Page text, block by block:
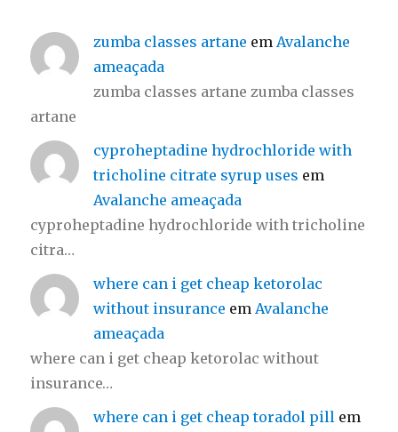
zumba classes artane em Avalanche
ameaçada
zumba classes artane zumba classes
artane
cyproheptadine hydrochloride with
tricholine citrate syrup uses em
Avalanche ameaçada
cyproheptadine hydrochloride with tricholine
citra…
where can i get cheap ketorolac
without insurance em Avalanche
ameaçada
where can i get cheap ketorolac without
insurance…
where can i get cheap toradol pill em